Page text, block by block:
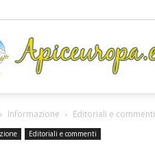
Informazione Editoriali e commenti
Editoriali e commenti